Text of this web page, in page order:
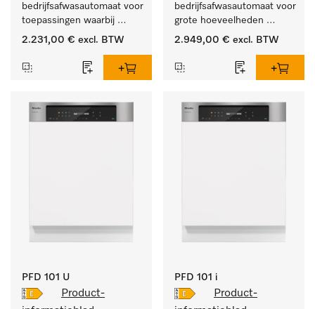
bedrijfsafwasautomaat voor
toepassingen waarbij
huishoudelijke
volstaan.
2.231,00 € excl. BTW
bedrijfsafwasautomaat voor
grote hoeveelheden
serviesgoed thuis en in
2.949,00 € excl. BTW
PFD 101 U
Product-
PFD 101 i
Product-